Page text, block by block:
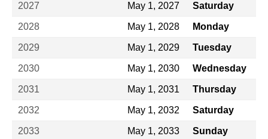
2027 May 1, 2027 Saturday
2028 May 1, 2028 Monday
2029 May 1, 2029 Tuesday
2030 May 1, 2030 Wednesday
2031 May 1, 2031 Thursday
2032 May 1, 2032 Saturday
2033 May 1, 2033 Sunday